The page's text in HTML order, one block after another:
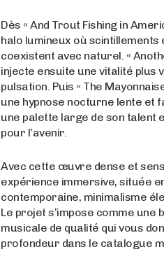
Dès « And Trout Fishing in
halo lumineux où
coexistent avec naturel. «
injecte ensuite une vitalité plus
pulsation. Puis « The
une hypnose nocturne lente et
une palette large de son talent
pour l’avenir.
Avec cette œuvre dense et
expérience immersive, située
contemporaine, minimalisme
Le projet s’impose comme
musicale de qualité qui vous
profondeur dans le catalogue